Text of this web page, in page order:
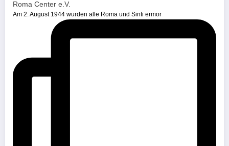
Roma Center e.V.
Am 2. August 1944 wurden alle Roma und Sinti ermor